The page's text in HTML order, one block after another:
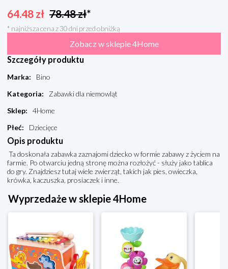
64.48 zł 78.48zł*
* najniższa cena z 30 dni przed obniżką
Zobacz w sklepie 4Home
Szczegóły produktu
Marka:
Bino
Kategoria:
Zabawki dla niemowląt
Sklep:
4Home
Płeć: Dziecięce
Opis produktu
Ta doskonała zabawka zaznajomi dziecko w formie zabawy z życiem na
farmie. Po otwarciu jedną stronę można rozłożyć - służy jako tablica
do gry. Znajdziesz tutaj wiele zwierząt, takich jak pies, owieczka,
krówka, kaczuszka, prosiaczek i inne.
Wyprzedaże w sklepie 4Home